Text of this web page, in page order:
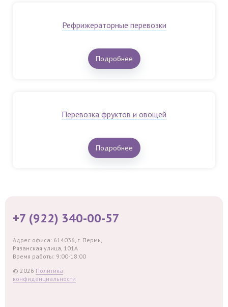
Рефрижераторные перевозки
Подробнее
Перевозка фруктов и овощей
Подробнее
+7 (922) 340-00-57
Адрес офиса: 614036, г. Пермь,
Рязанская улица, 101А
Время работы: 9:00-18:00
© 2026 Политика
конфиденциальности